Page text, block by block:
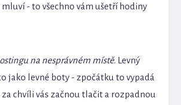
mluví - to všechno vám ušetří hodiny
na nesprávném místě. Levný
jako levné boty - zpočátku to vypadá
chvíli vás začnou tlačit a rozpadnou